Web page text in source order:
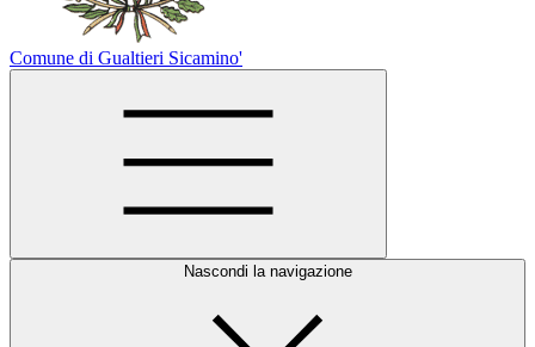
Comune di Gualtieri Sicamino'
Nascondi la navigazione